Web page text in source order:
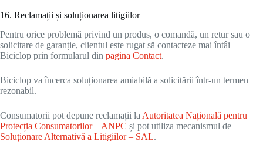
16. Reclamații și soluționarea litigiilor
Pentru orice problemă privind un produs, o comandă, un retur sau o
solicitare de garanție, clientul este rugat să contacteze mai întâi
Biciclop prin formularul din pagina Contact.
Biciclop va încerca soluționarea amiabilă a solicitării într-un termen
rezonabil.
Consumatorii pot depune reclamații la Autoritatea Națională pentru
Protecția Consumatorilor – ANPC și pot utiliza mecanismul de
Soluționare Alternativă a Litigiilor – SAL.